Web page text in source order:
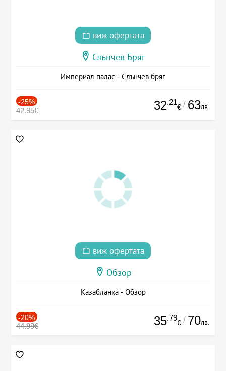
виж офертата
Слънчев Бряг
Империал палас - Слънчев бряг
-25%
42.95€ 32.21
€ / 63лв.
виж офертата
Обзор
Казабланка - Обзор
-20%
44.99€ 35.79
€ / 70лв.